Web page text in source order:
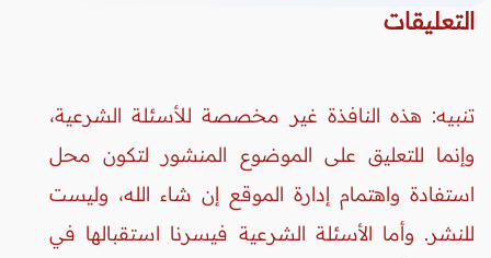
التعليقات
تنبيه: هذه النافذة غير مخصصة للأسئلة الشرعية،
وإنما للتعليق على الموضوع المنشور لتكون محل
استفادة واهتمام إدارة الموقع إن شاء الله، وليست
للنشر. وأما الأسئلة الشرعية فيسرنا استقبالها في